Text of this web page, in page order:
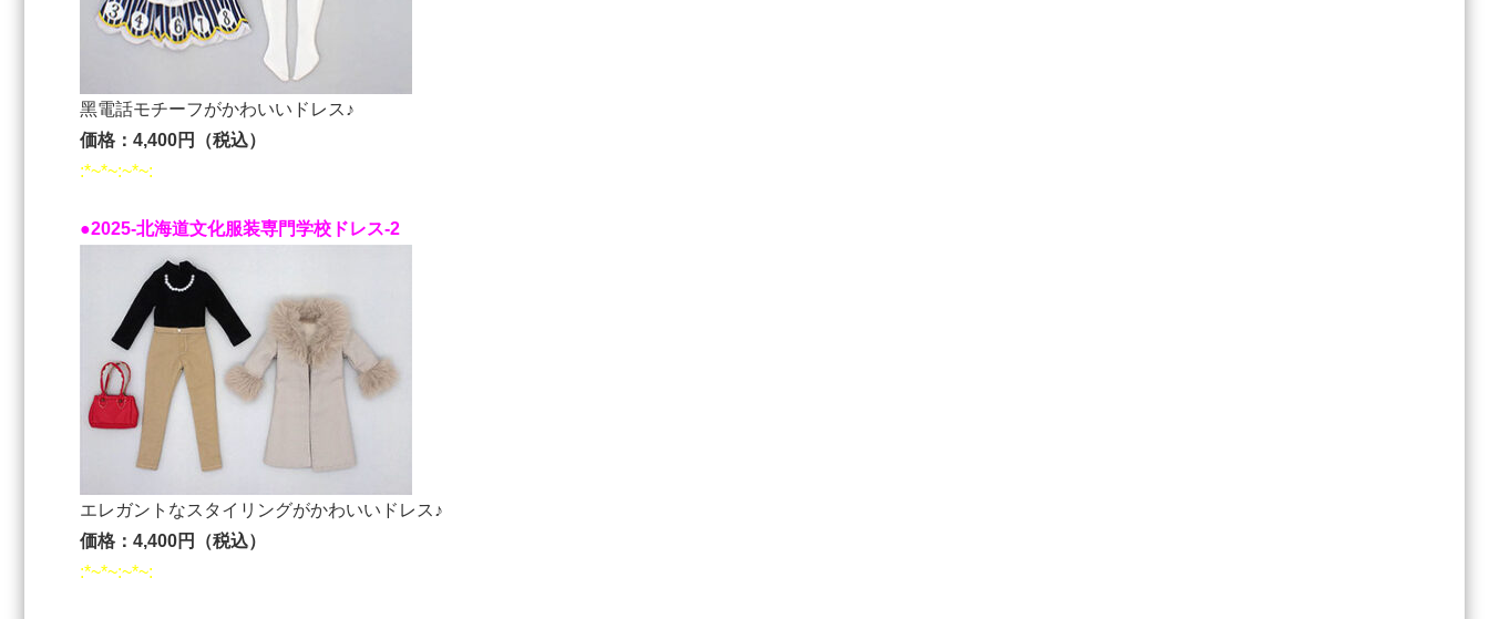
⿊電話モチーフがかわいいドレス♪
価格：4,400円（税込）
:*~*~:~*~:
●2025-北海道⽂化服装専⾨学校ドレス-2
エレガントなスタイリングがかわいいドレス♪
価格：4,400円（税込）
:*~*~:~*~: